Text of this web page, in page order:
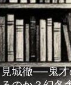
見城徹──鬼